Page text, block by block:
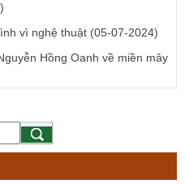
vì nghệ thuật (05-07-2024)
Hồng Oanh về miền mây